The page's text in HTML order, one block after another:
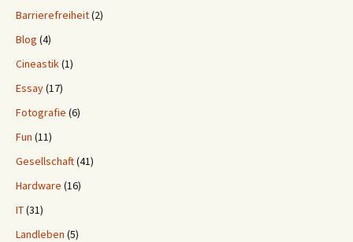
Barrierefreiheit(2)
Blog (4)
Cineastik(1)
Essay(17)
Fotografie (6)
Fun (11)
Gesellschaft(41)
Hardware (16)
IT(31)
Landleben (5)